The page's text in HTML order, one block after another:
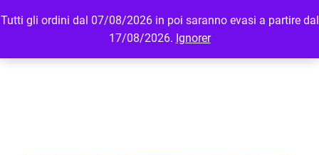
Tutti gli ordini dal 07/08/2026 in poi saranno evasi a partire dal
17/08/2026. Ignorer
MENU LOGIN